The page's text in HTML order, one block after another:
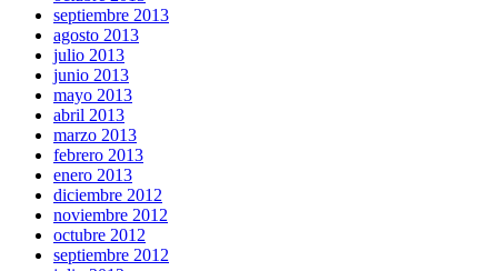
septiembre 2013
agosto 2013
julio 2013
junio 2013
mayo 2013
abril 2013
marzo 2013
febrero 2013
enero 2013
diciembre 2012
noviembre 2012
octubre 2012
septiembre 2012